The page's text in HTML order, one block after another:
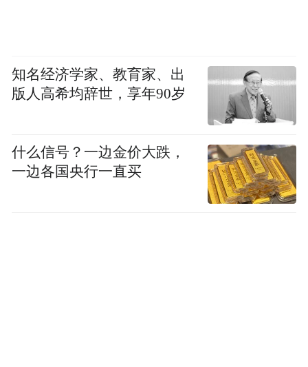
知名经济学家、教育家、出
版人高希均辞世，享年90岁
什么信号？一边金价大跌，
一边各国央行一直买